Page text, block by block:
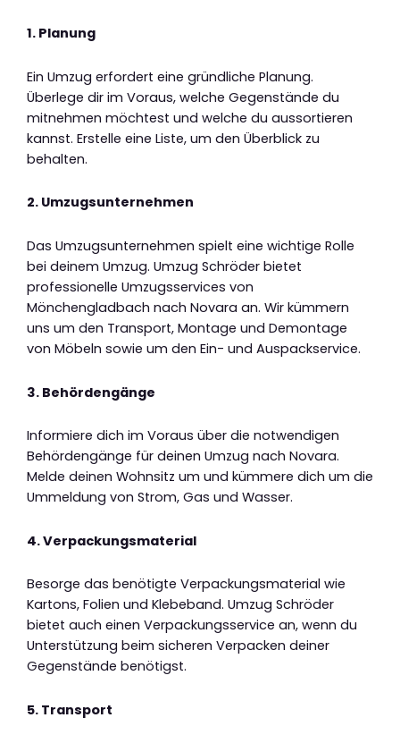
1. Planung
Ein Umzug erfordert eine gründliche Planung.
Überlege dir im Voraus, welche Gegenstände du
mitnehmen möchtest und welche du aussortieren
kannst. Erstelle eine Liste, um den Überblick zu
behalten.
2. Umzugsunternehmen
Das Umzugsunternehmen spielt eine wichtige Rolle
bei deinem Umzug. Umzug Schröder bietet
professionelle Umzugsservices von
Mönchengladbach nach Novara an. Wir kümmern
uns um den Transport, Montage und Demontage
von Möbeln sowie um den Ein- und Auspackservice.
3. Behördengänge
Informiere dich im Voraus über die notwendigen
Behördengänge für deinen Umzug nach Novara.
Melde deinen Wohnsitz um und kümmere dich um die
Ummeldung von Strom, Gas und Wasser.
4. Verpackungsmaterial
Besorge das benötigte Verpackungsmaterial wie
Kartons, Folien und Klebeband. Umzug Schröder
bietet auch einen Verpackungsservice an, wenn du
Unterstützung beim sicheren Verpacken deiner
Gegenstände benötigst.
5. Transport